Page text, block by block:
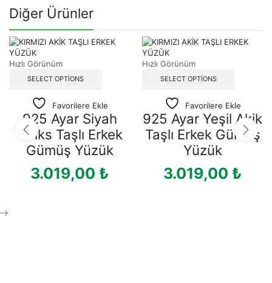
Diğer Ürünler
Hızlı Görünüm
SELECT OPTIONS
Favorilere Ekle
925 Ayar Siyah
Oniks Taşlı Erkek
Gümüş Yüzük
3.019,00 ₺
Hızlı Görünüm
SELECT OPTIONS
Favorilere Ekle
925 Ayar Yeşil Akik
Taşlı Erkek Gümüş
Yüzük
3.019,00 ₺